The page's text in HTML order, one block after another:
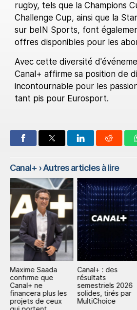
rugby, tels que la Champions
Challenge Cup, ainsi que la
sur beIN Sports, font
offres disponibles pour les
Avec cette diversité
Canal+ affirme sa position de
incontournable pour les
tant pis pour Eurosport.
Canal+ › Autres articles à lire
Maxime Saada
confirme que
Canal+ ne
financera plus les
projets de ceux
Canal+ : des
résultats
semestriels 2026
solides, tirés par
MultiChoice